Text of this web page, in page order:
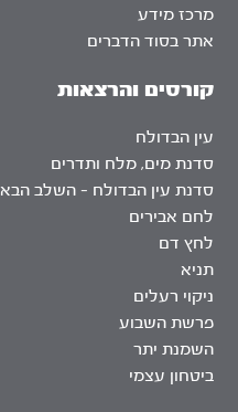
מרכז מידע
אתר בסוד הדברים
קורסים והרצאות
עין הבדולח
סדנת מים, מלח ותדרים
סדנת עין הבדולח – השלב הבא
לחם אבירים
לחץ דם
תניא
ניקוי רעלים
פרשת השבוע
השמנת יתר
ביטחון עצמי